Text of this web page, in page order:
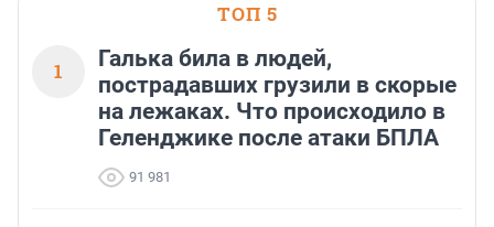
ТОП 5
1
Галька била в людей,
пострадавших грузили в скорые
на лежаках. Что происходило в
Геленджике после атаки БПЛА
91 981